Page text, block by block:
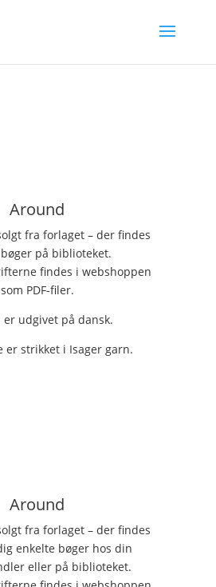
Around
fra forlaget – der findes
på biblioteket.
findes i webshoppen
som PDF-filer.
er udgivet på dansk.
er strikket i Isager garn.
Around
fra forlaget – der findes
enkelte bøger hos din
eller på biblioteket.